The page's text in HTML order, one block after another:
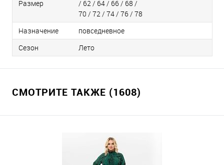
Размер
/ 62 / 64 / 66 / 68 /
70 / 72 / 74 / 76 / 78
Назначение
повседневное
Сезон
Лето
СМОТРИТЕ ТАКЖЕ (1608)